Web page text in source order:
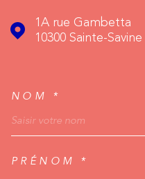
1A rue Gambetta
10300 Sainte-Savine
NOM *
PRÉNOM *